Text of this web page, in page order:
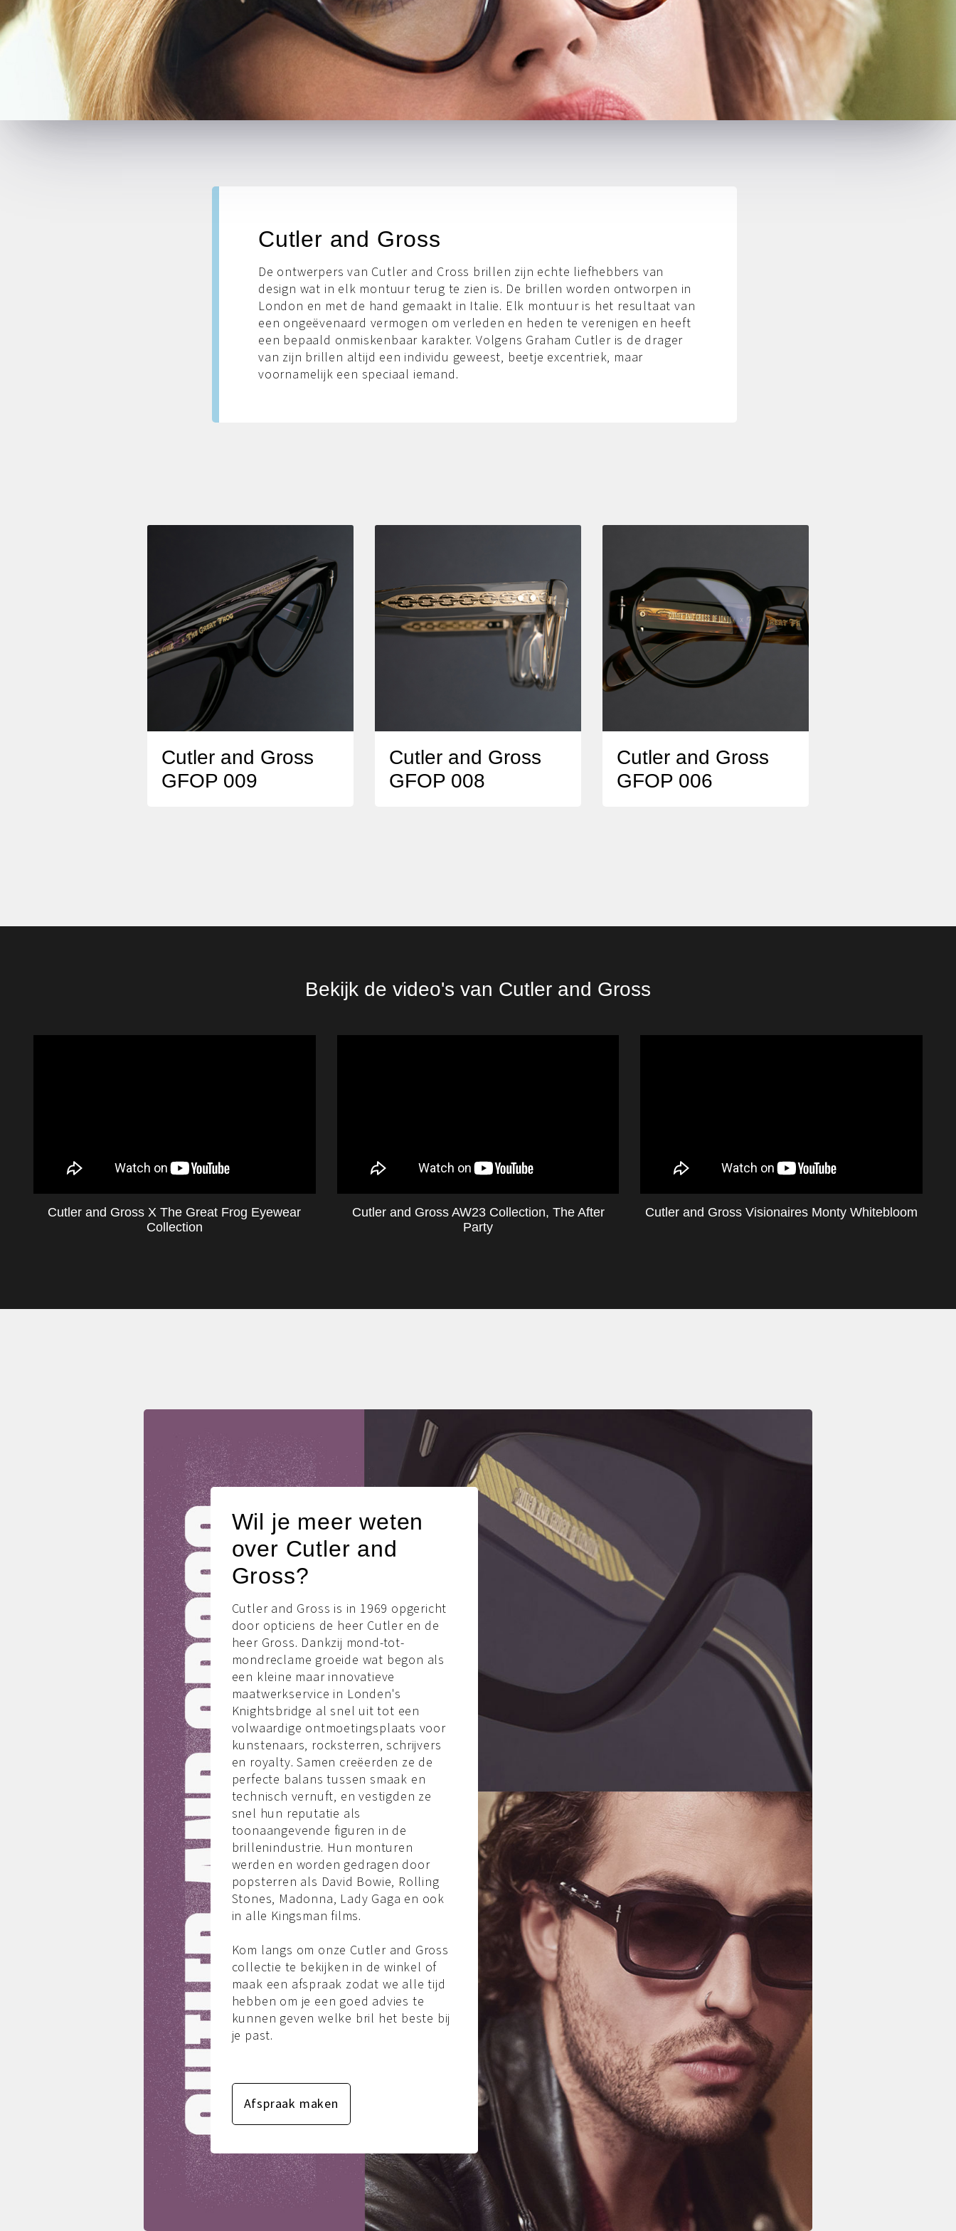
Cutler and Gross
De ontwerpers van Cutler and Cross brillen zijn echte liefhebbers van
design wat in elk montuur terug te zien is. De brillen worden ontworpen in
London en met de hand gemaakt in Italie. Elk montuur is het resultaat van
een ongeëvenaard vermogen om verleden en heden te verenigen en heeft
een bepaald onmiskenbaar karakter. Volgens Graham Cutler is de drager
van zijn brillen altijd een individu geweest, beetje excentriek, maar
voornamelijk een speciaal iemand.
Cutler and Gross
GFOP 009
Cutler and Gross
GFOP 008
Cutler and Gross
GFOP 006
Bekijk de video's van Cutler and Gross
Cutler and Gross X The Great Frog Eyewear
Collection
Cutler and Gross AW23 Collection, The After
Party
Cutler and Gross Visionaires Monty Whitebloom
Wil je meer weten
over Cutler and
Gross?
Cutler and Gross is in 1969 opgericht
door opticiens de heer Cutler en de
heer Gross. Dankzij mond-tot-
mondreclame groeide wat begon als
een kleine maar innovatieve
maatwerkservice in Londen's
Knightsbridge al snel uit tot een
volwaardige ontmoetingsplaats voor
kunstenaars, rocksterren, schrijvers
en royalty. Samen creëerden ze de
perfecte balans tussen smaak en
technisch vernuft, en vestigden ze
snel hun reputatie als
toonaangevende figuren in de
brillenindustrie. Hun monturen
werden en worden gedragen door
popsterren als David Bowie, Rolling
Stones, Madonna, Lady Gaga en ook
in alle Kingsman films.
Kom langs om onze Cutler and Gross
collectie te bekijken in de winkel of
maak een afspraak zodat we alle tijd
hebben om je een goed advies te
kunnen geven welke bril het beste bij
je past.
Afspraak maken